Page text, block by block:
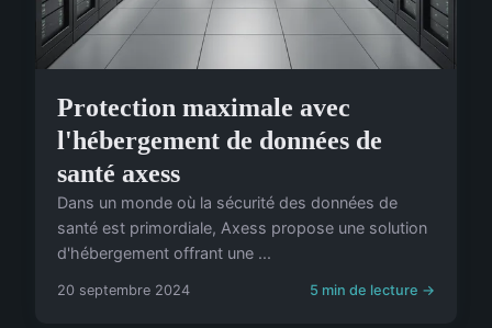
Protection maximale avec
l'hébergement de données de
santé axess
Dans un monde où la sécurité des données de
santé est primordiale, Axess propose une solution
d'hébergement offrant une ...
20 septembre 2024 5 min de lecture →